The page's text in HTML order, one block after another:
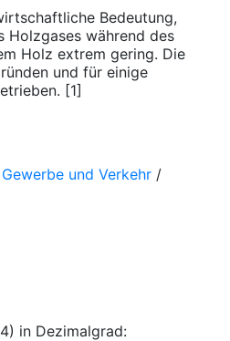
Bedeutung,
Holzgases während des
Holz extrem gering. Die
und für einige
[1]
und Verkehr /
in Dezimalgrad: